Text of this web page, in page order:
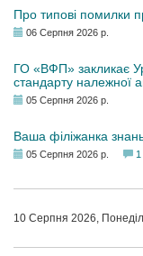
Про типові помилки
06 Серпня 2026 р.
ГО «ВФП» закликає
стандарту належної
05 Серпня 2026 р.
Ваша філіжанка
05 Серпня 2026 р. 1
10 Серпня 2026,